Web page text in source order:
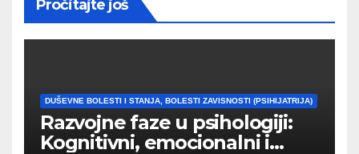
Pročitajte još
DUŠEVNE BOLESTI I STANJA, BOLESTI ZAVISNOSTI (PSIHIJATRIJA)
Razvojne faze u psihologiji:
Kognitivni, emocionalni i